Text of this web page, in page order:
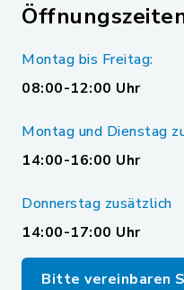
Montag bis Freitag:
08:00-12:00 Uhr
Montag und Dienstag
14:00-16:00 Uhr
Donnerstag zusätzlich
14:00-17:00 Uhr
Bitte vereinbaren